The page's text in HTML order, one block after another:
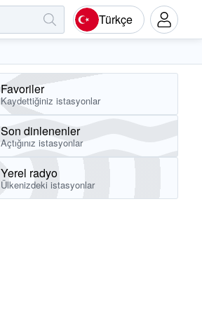
Türkçe
Favoriler
Kaydettiğiniz istasyonlar
Son dinlenenler
Açtığınız istasyonlar
Yerel radyo
Ülkenizdeki istasyonlar